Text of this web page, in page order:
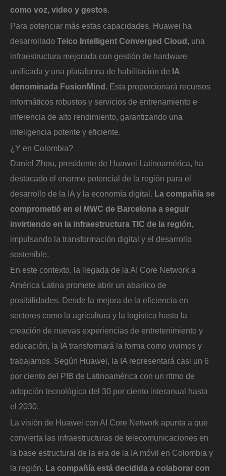
como voz, video y gestos.
Para potenciar más estas capacidades, Huawei ha
desarrollado Telco Intelligent Converged Cloud, una
infraestructura mejorada con gestión de hardware
unificada y una plataforma de habilitación de IA
denominada FusionMind. Esta proporcionará recursos
informáticos robustos y servicios de entrenamiento e
inferencia de alto rendimiento, garantizando una
inteligencia potente y eficiente.
¿Y en Colombia?
Daniel Zhou, presidente de Huawei Latinoamérica, ha
destacado el enorme potencial de la región para el
desarrollo de la IA y la economía digital. La compañía se
comprometió en el MWC de Barcelona a seguir
invirtiendo en la infraestructura TIC de la región,
impulsando la transformación digital y el desarrollo
sostenible.
En este contexto, la llegada de la AI Core Network a
América Latina promete abrir un abanico de
posibilidades. Desde la mejora de la eficiencia en
sectores como la agricultura y la logística hasta la
creación de nuevas experiencias de entretenimiento y
educación, la IA transformará la forma como vivimos y
trabajamos. Según Huawei, la IA representará casi un 6
por ciento del PIB de Latinoamérica con un ritmo de
adopción tecnológica del 30 por ciento interanual hasta
el 2030.
La visión de Huawei con AI Core Network apunta a que
convierta las infraestructuras de telecomunicaciones en
la base estructural de la era de la IA móvil en Colombia y
la región. La compañía está decidida a colaborar con